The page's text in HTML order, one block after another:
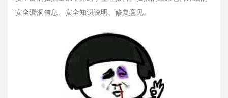
安全漏洞信息、安全知识说明、修复意见。